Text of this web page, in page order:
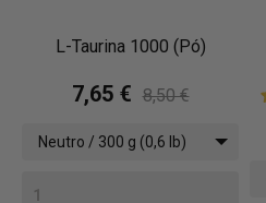
L-Taurina 1000 (Pó)
7,65 € 8,50 €
Neutro / 300 g (0,6 lb)